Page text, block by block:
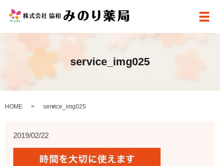
メ
service_img025
HOME service_img025
2019/02/22